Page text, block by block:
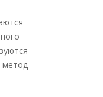
метод